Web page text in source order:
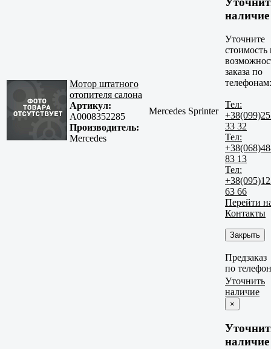
Мотор штатного
отопителя салона
Артикул:
A0008352285
Производитель:
Mercedes
Mercedes Sprinter
наличие
Уточните
стоимость
заказа по
телефонам:
Тел:
33 32
Тел:
83 13
Тел:
63 66
Перейти
Контакты
Закрыть
Предзаказ
по
Уточнить
наличие
×
наличие